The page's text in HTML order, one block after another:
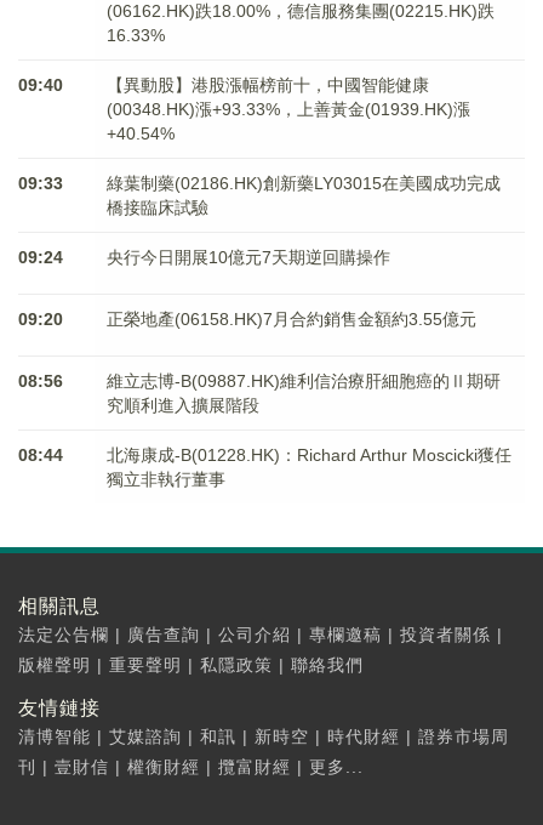
(06162.HK)跌18.00%，德信服務集團(02215.HK)跌
16.33%
09:40
【異動股】港股漲幅榜前十，中國智能健康
(00348.HK)漲+93.33%，上善黃金(01939.HK)漲
+40.54%
09:33
綠葉制藥(02186.HK)創新藥LY03015在美國成功完成
橋接臨床試驗
09:24 央行今日開展10億元7天期逆回購操作
09:20 正榮地產(06158.HK)7月合約銷售金額約3.55億元
08:56
維立志博-B(09887.HK)維利信治療肝細胞癌的Ⅱ期研
究順利進入擴展階段
08:44
北海康成-B(01228.HK)：Richard Arthur Moscicki獲任
獨立非執行董事
相關訊息
法定公告欄 | 廣告查詢 | 公司介紹 | 專欄邀稿 | 投資者關係 |
版權聲明 | 重要聲明 | 私隱政策 | 聯絡我們
友情鏈接
清博智能 | 艾媒諮詢 | 和訊 | 新時空 | 時代財經 | 證券市場周
刊
| 壹財信 | 權衡財經 | 攬富財經 | 更多...